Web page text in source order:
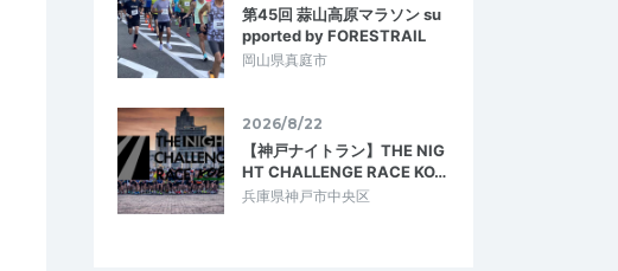
第45回 蒜山高原マラソン su
pported by FORESTRAIL
岡山県真庭市
2026/8/22
【神戸ナイトラン】THE NIG
HT CHALLENGE RACE KO…
兵庫県神戸市中央区